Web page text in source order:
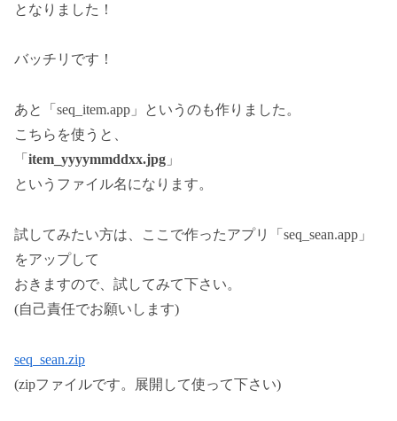
となりました！
バッチリです！
あと「seq_item.app」というのも作りました。
こちらを使うと、
「 item_yyyymmddxx.jpg 」
というファイル名になります。
試してみたい方は、ここで作ったアプリ「seq_sean.app」
をアップして
おきますので、試してみて下さい。
(自己責任でお願いします)
seq_sean.zip
(zipファイルです。展開して使って下さい)